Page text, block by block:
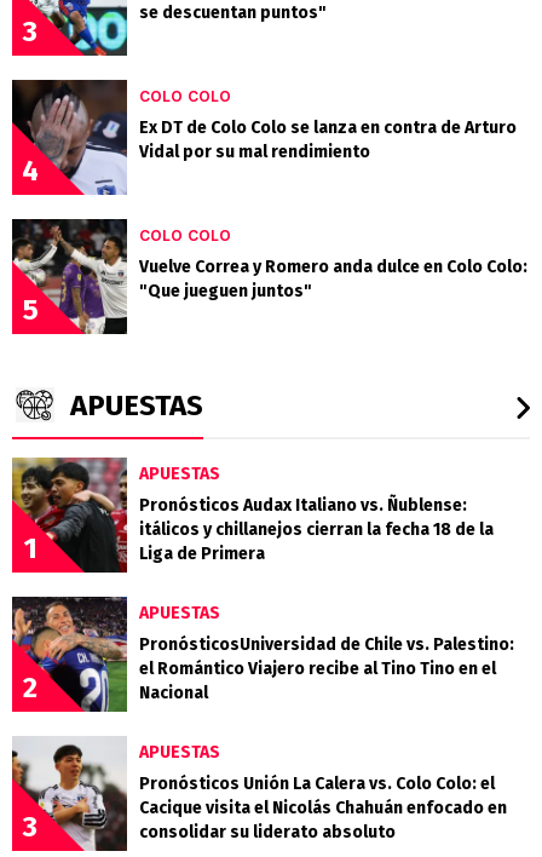
3
se descuentan puntos"
4
COLO COLO
Ex DT de Colo Colo se lanza en contra de Arturo
Vidal por su mal rendimiento
5
COLO COLO
Vuelve Correa y Romero anda dulce en Colo Colo:
"Que jueguen juntos"
APUESTAS
1
APUESTAS
Pronósticos Audax Italiano vs. Ñublense:
itálicos y chillanejos cierran la fecha 18 de la
Liga de Primera
2
APUESTAS
PronósticosUniversidad de Chile vs. Palestino:
el Romántico Viajero recibe al Tino Tino en el
Nacional
3
APUESTAS
Pronósticos Unión La Calera vs. Colo Colo: el
Cacique visita el Nicolás Chahuán enfocado en
consolidar su liderato absoluto